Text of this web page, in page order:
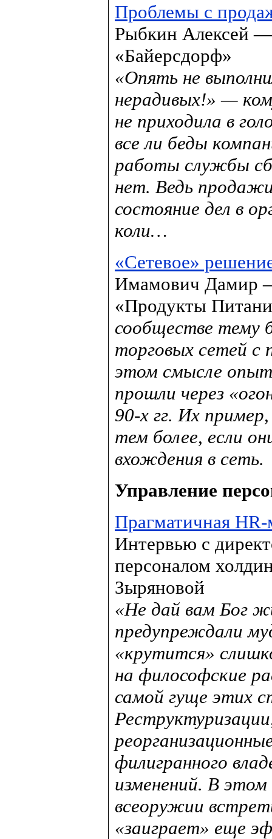
Проблемы с
Рыбкин Алексей
«Байерсдорф»
«Опять не
нерадивых!» —
не приходила в
все ли беды
работы службы
нет. Ведь
состояние дел в
коли…
«Cетевое»
Имамович Дамир
«Продукты
сообществе тему
торговых сетей с
этом смысле опыт
прошли через
90-х гг. Их
тем более, если
вхождения в сеть.
Управление
Прагматичная HR-
Интервью с
персоналом
Зыряновой
«Не дай вам Бог
предупреждали
«крутится»
на философские
самой гуще этих
филигранного
изменений. В этом
всеоружии
«заиграет» еще